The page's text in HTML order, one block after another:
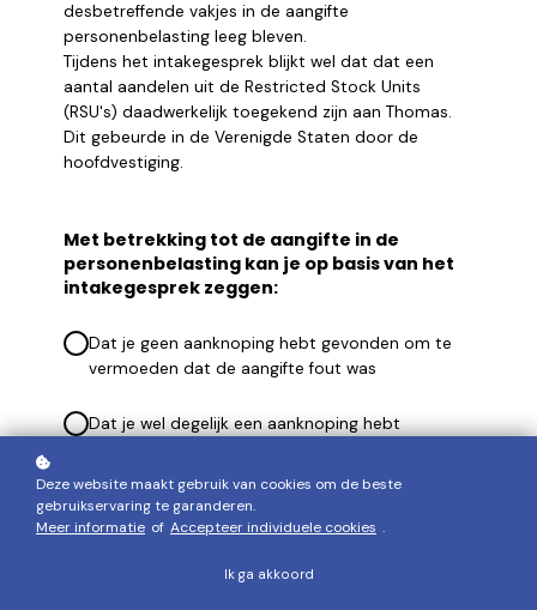
desbetreffende vakjes in de aangifte
personenbelasting leeg bleven.
Tijdens het intakegesprek blijkt wel dat dat een
aantal aandelen uit de Restricted Stock Units
(RSU's) daadwerkelijk toegekend zijn aan Thomas.
Dit gebeurde in de Verenigde Staten door de
hoofdvestiging.
Met betrekking tot de aangifte in de
personenbelasting kan je op basis van het
intakegesprek zeggen:
Dat je geen aanknoping hebt gevonden om te
vermoeden dat de aangifte fout was
Dat je wel degelijk een aanknoping hebt
Deze website maakt gebruik van cookies om de beste
gebruikservaring te garanderen.
Meer informatie of Accepteer individuele cookies .
Ik ga akkoord